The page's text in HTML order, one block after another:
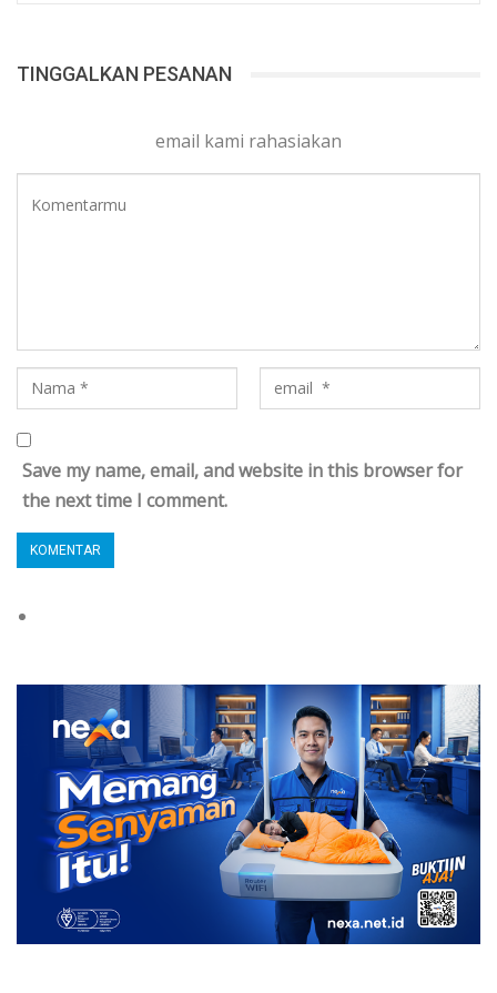
TINGGALKAN PESANAN
email kami rahasiakan
Save my name, email, and website in this browser for
the next time I comment.